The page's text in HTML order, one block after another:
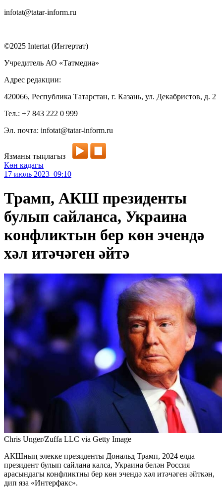
infotat@tatar-inform.ru
©2025 Intertat (Интертат)
Учредитель АО «Татмедиа»
Адрес редакции:
420066, Республика Татарстан, г. Казань, ул. Декабристов, д. 2
Тел.: +7 843 222 0 999
Эл. почта: infotat@tatar-inform.ru
Язманы тыңлагыз
Көн кадагы
17 июль 2023 09:10
Трамп, АКШ президенты
булып сайланса, Украина
конфликтын бер көн эчендә
хәл итәчәген әйтә
Chris Unger/Zuffa LLC via Getty Image
АКШның элекке президенты Дональд Трамп, 2024 елда
президент булып сайлана калса, Украина белән Россия
арасындагы конфликтны бер көн эчендә хәл итәчәген әйткән,
дип яза «Интерфакс».